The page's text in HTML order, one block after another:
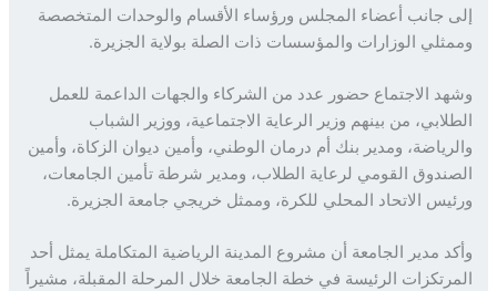
جانب أعضاء المجلس ورؤساء الأقسام والوحدات المتخصصة
الوزارات والمؤسسات ذات الصلة بولاية الجزيرة.
الاجتماع حضور عدد من الشركاء والجهات الداعمة للعمل
من بينهم وزير الرعاية الاجتماعية، ووزير الشباب
ومدير بنك أم درمان الوطني، وأمين ديوان الزكاة، وأمين
القومي لرعاية الطلاب، ومدير شرطة تأمين الجامعات،
الاتحاد المحلي للكرة، وممثل خريجي جامعة الجزيرة.
مدير الجامعة أن مشروع المدينة الرياضية المتكاملة يمثل أحد
الرئيسة في خطة الجامعة خلال المرحلة المقبلة، مشيراً